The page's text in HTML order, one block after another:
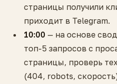
страницы получили
приходит в Telegram.
10:00 — на основе
топ-5 запросов с
страницы, проверь
(404, robots,